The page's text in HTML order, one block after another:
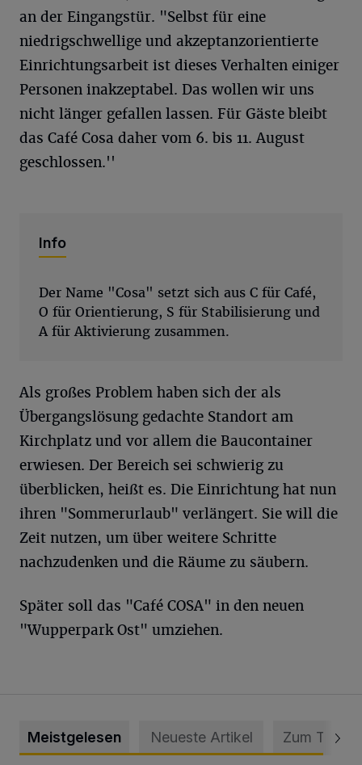
an der Eingangstür. "Selbst für eine
niedrigschwellige und akzeptanzorientierte
Einrichtungsarbeit ist dieses Verhalten einiger
Personen inakzeptabel. Das wollen wir uns
nicht länger gefallen lassen. Für Gäste bleibt
das Café Cosa daher vom 6. bis 11. August
geschlossen.''
Info
Der Name "Cosa" setzt sich aus C für Café,
O für Orientierung, S für Stabilisierung und
A für Aktivierung zusammen.
Als großes Problem haben sich der als
Übergangslösung gedachte Standort am
Kirchplatz und vor allem die Baucontainer
erwiesen. Der Bereich sei schwierig zu
überblicken, heißt es. Die Einrichtung hat nun
ihren "Sommerurlaub" verlängert. Sie will die
Zeit nutzen, um über weitere Schritte
nachzudenken und die Räume zu säubern.
Später soll das "Café COSA" in den neuen
"Wupperpark Ost" umziehen.
Meistgelesen Neueste Artikel Zum Thema